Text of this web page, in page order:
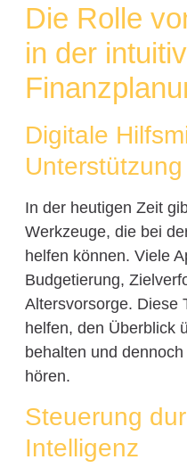
Die Rolle
in der
Digitale
Unterstützung
In der heutigen Zeit
Werkzeuge, die bei
helfen können. Viele
Budgetierung,
Altersvorsorge. Diese
helfen, den Überblick
behalten und
hören.
Steuerung
Intelligenz